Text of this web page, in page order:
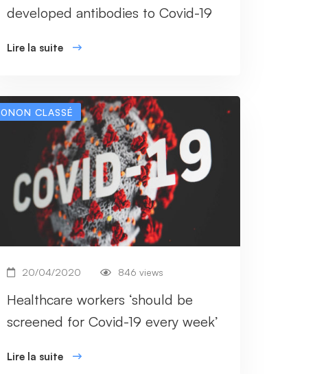
developed antibodies to Covid-19
Lire la suite
0NON CLASSÉ
20/04/2020 846 views
Healthcare workers ‘should be
screened for Covid-19 every week’
Lire la suite